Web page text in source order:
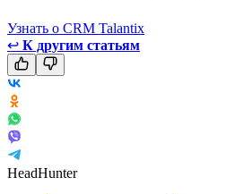
Узнать о CRM Talantix
↩ К другим статьям
HeadHunter